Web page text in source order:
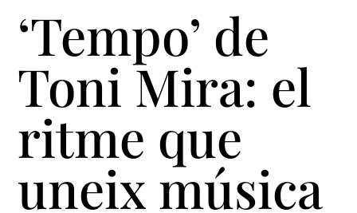
‘Tempo’ de
Toni Mira: el
ritme que
uneix música